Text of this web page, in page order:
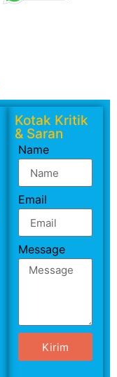
Kotak Kritik
& Saran
Name
Email
Message
Kirim